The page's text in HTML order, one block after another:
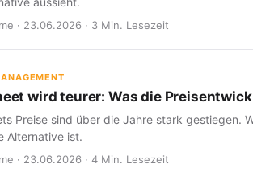
· 23.06.2026 · 3 Min. Lesezeit
wird teurer: Was die
Preise sind über die Jahre stark gestiegen.
Alternative ist.
· 23.06.2026 · 4 Min. Lesezeit